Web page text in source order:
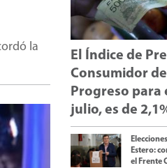
la
El Índice de
Consumidor
Progreso para
julio, es de
Estero:
el Frente